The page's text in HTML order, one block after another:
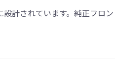
計されています。純正フロ